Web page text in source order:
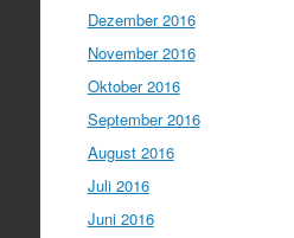
Dezember 2016
November 2016
Oktober 2016
September 2016
August 2016
Juli 2016
Juni 2016